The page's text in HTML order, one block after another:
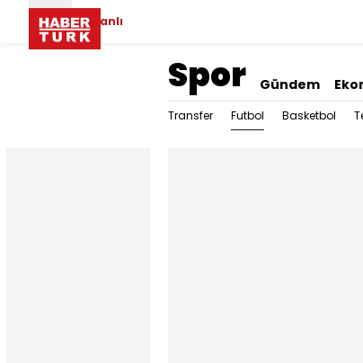
Canlı
Spor Gündem
Transfer Futbol Basketbol